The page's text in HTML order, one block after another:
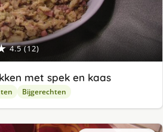
4.5 (12)
met spek en kaas
Bijgerechten